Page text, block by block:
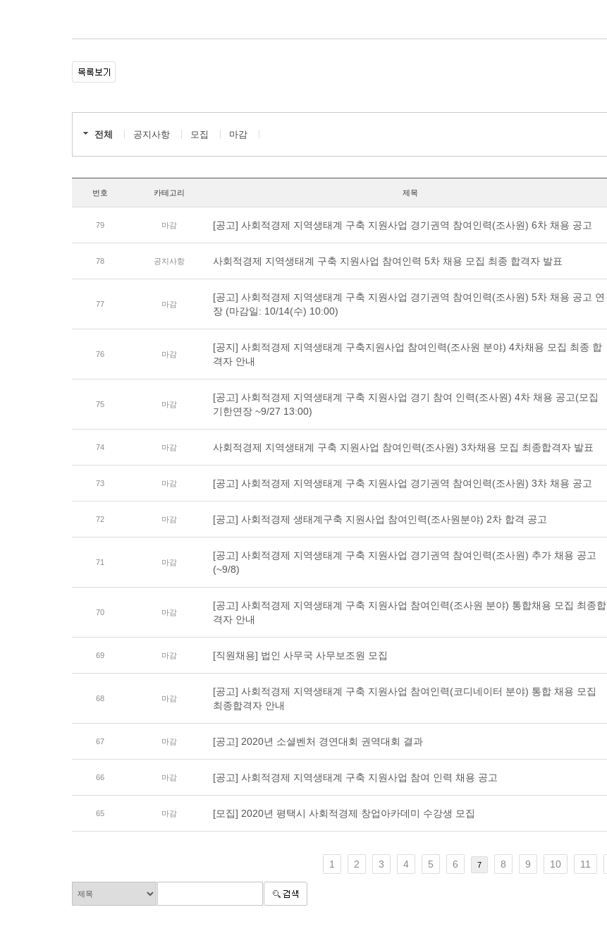
전체 공지사항 모집 마감
번호 카테고리 제목
79 마감 [공고] 사회적경제 지역생태계 구축 지원사업 경기권역 참여인력(조사원) 6차 채용 공고
78 공지사항 사회적경제 지역생태계 구축 지원사업 참여인력 5차 채용 모집 최종 합격자 발표
77 마감
[공고] 사회적경제 지역생태계 구축 지원사업 경기권역 참여인력(조사원) 5차 채용 공고 연
장 (마감일: 10/14(수) 10:00)
76 마감
[공지] 사회적경제 지역생태계 구축지원사업 참여인력(조사원 분야) 4차채용 모집 최종 합
격자 안내
75 마감
[공고] 사회적경제 지역생태계 구축 지원사업 경기 참여 인력(조사원) 4차 채용 공고(모집
기한연장 ~9/27 13:00)
74 마감 사회적경제 지역생태계 구축 지원사업 참여인력(조사원) 3차채용 모집 최종합격자 발표
73 마감 [공고] 사회적경제 지역생태계 구축 지원사업 경기권역 참여인력(조사원) 3차 채용 공고
72 마감 [공고] 사회적경제 생태계구축 지원사업 참여인력(조사원분야) 2차 합격 공고
71 마감
[공고] 사회적경제 지역생태계 구축 지원사업 경기권역 참여인력(조사원) 추가 채용 공고
(~9/8)
70 마감
[공고] 사회적경제 지역생태계 구축 지원사업 참여인력(조사원 분야) 통합채용 모집 최종합
격자 안내
69 마감 [직원채용] 법인 사무국 사무보조원 모집
68 마감
[공고] 사회적경제 지역생태계 구축 지원사업 참여인력(코디네이터 분야) 통합 채용 모집
최종합격자 안내
67 마감 [공고] 2020년 소셜벤처 경연대회 권역대회 결과
66 마감 [공고] 사회적경제 지역생태계 구축 지원사업 참여 인력 채용 공고
65 마감 [모집] 2020년 평택시 사회적경제 창업아카데미 수강생 모집
1 2 3 4 5 6 7 8 9 10 11